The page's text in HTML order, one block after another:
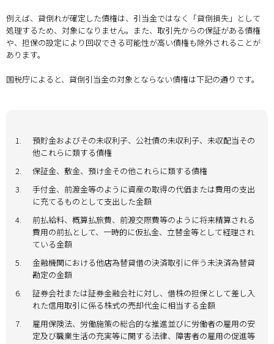
例えば、貸倒れが確定した債権は、引当金ではなく「貸倒損失」として
処理するため、対象になりません。また、取引先からの保証がある債権
や、担保の設定により回収できる可能性が高い債権も除外されることが
あります。
国税庁によると、貸倒引当金の対象とならない債権は下記の通りです。
1.
預貯金およびその未収利子、公社債の未収利子、未収配当その
他これらに類する債権
2.
保証金、敷金、預け金その他これらに類する債権
3.
手付金、前渡金等のように資産の取得の代価または費用の支出
に充てるものとして支出した金額
4.
前払給料、概算払旅費、前渡交際費等のように将来精算される
費用の前払として、一時的に仮払金、立替金等として経理され
ている金額
5.
金融機関における他店為替貸借の決済取引に伴う未決済為替貸
勘定の金額
6.
証券会社または証券金融会社に対し、借株の担保として差し入
れた信用取引に係る株式の売却代金に相当する金額
7.
雇用保険法、労働施策の総合的な推進並びに労働者の雇用の安
定及び職業生活の充実等に関する法律、障害者の雇用の促進等